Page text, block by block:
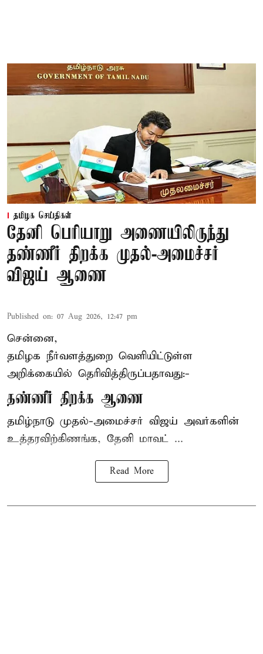
தமிழக செய்திகள்
தேனி பெரியாறு அணையிலிருந்து
தண்ணீர் திறக்க முதல்-அமைச்சர்
விஜய் ஆணை
Published on: 07 Aug 2026, 12:47 pm
சென்னை,
தமிழக நீர்வளத்துறை வெளியிட்டுள்ள
அறிக்கையில் தெரிவித்திருப்பதாவது:-
தண்ணீர் திறக்க ஆணை
தமிழ்நாடு முதல்-அமைச்சர் விஜய் அவர்களின்
உத்தரவிற்கிணங்க, தேனி மாவட் ...
Read More